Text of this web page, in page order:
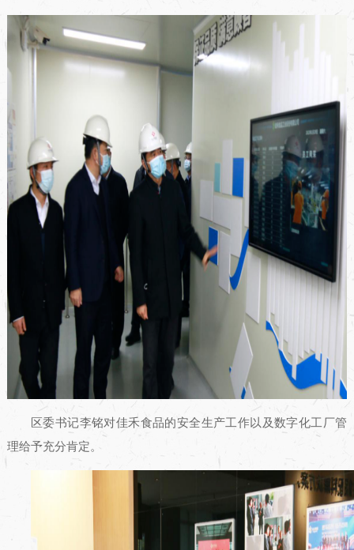
区委书记李铭对佳禾食品的安全生产工作以及数字化工厂管
理给予充分肯定。